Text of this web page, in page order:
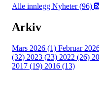
Alle innlegg Nyheter (96)
Arkiv
Mars 2026 (1) Februar
(32) 2023 (23) 2022 (26)
2017 (19) 2016 (13)